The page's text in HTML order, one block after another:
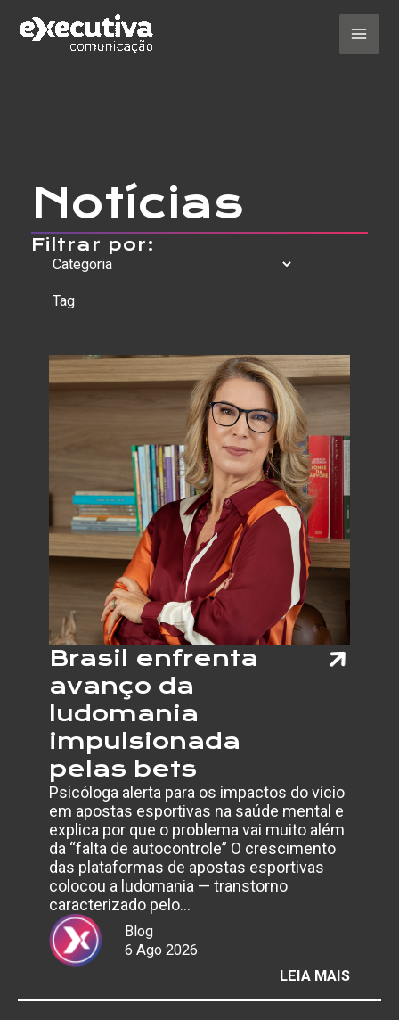
para
Notícias
Filtrar por:
Brasil enfrenta
avanço da
ludomania
impulsionada
pelas bets
Psicóloga alerta para os impactos do vício
em apostas esportivas na saúde mental e
explica por que o problema vai muito além
da “falta de autocontrole” O crescimento
das plataformas de apostas esportivas
colocou a ludomania — transtorno
caracterizado pelo…
Blog
6 Ago 2026
LEIA MAIS: